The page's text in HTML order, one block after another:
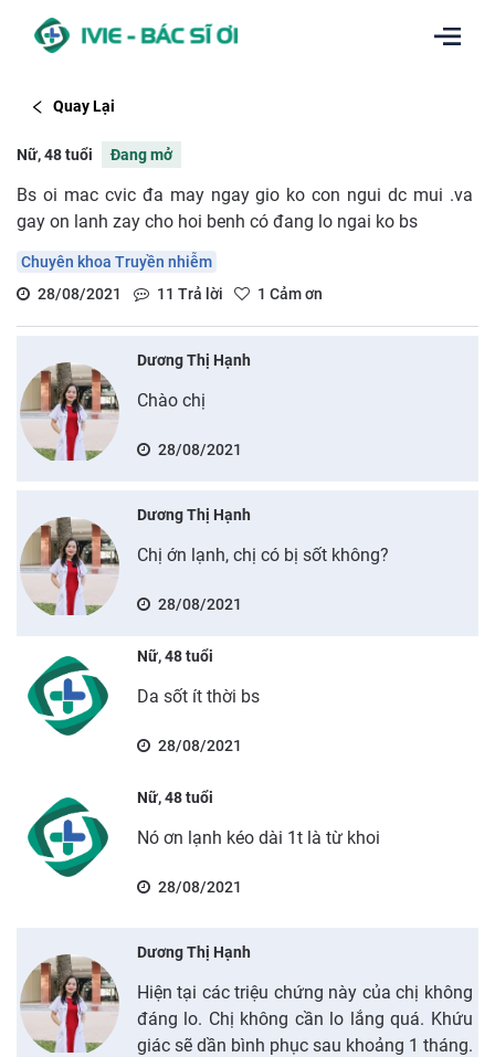
Quay Lại
Nữ, 48 tuổi Đang mở
Bs oi mac cvic đa may ngay gio ko con ngui dc mui .va
gay on lanh zay cho hoi benh có đang lo ngai ko bs
Chuyên khoa Truyền nhiễm
28/08/2021
11 Trả lời 1 Cảm ơn
Dương Thị Hạnh
Chào chị
28/08/2021
Dương Thị Hạnh
Chị ớn lạnh, chị có bị sốt không?
28/08/2021
Nữ, 48 tuổi
Da sốt ít thời bs
28/08/2021
Nữ, 48 tuổi
Nó ơn lạnh kéo dài 1t là từ khoi
28/08/2021
Dương Thị Hạnh
Hiện tại các triệu chứng này của chị không
đáng lo. Chị không cần lo lắng quá. Khứu
giác sẽ dần bình phục sau khoảng 1 tháng.